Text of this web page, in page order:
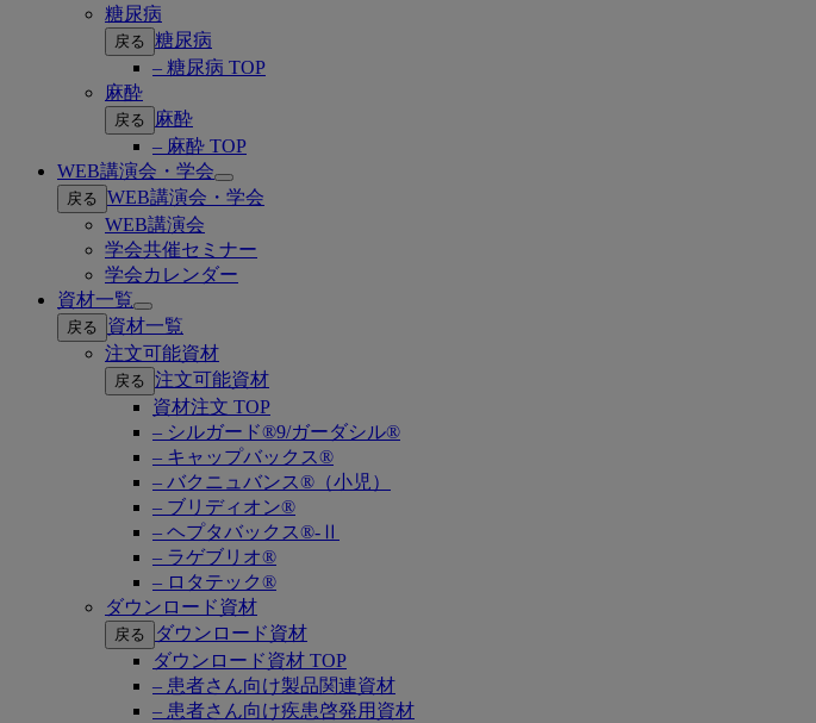
糖尿病
戻る 糖尿病
– 糖尿病 TOP
麻酔
戻る
麻酔
– 麻酔 TOP
WEB講演会・学会
Open
submenu
戻る WEB講演会・学会
WEB講演会
学会共催セミナー
学会カレンダー
資材一覧
Open
submenu
戻る
資材一覧
注文可能資材
戻る 注文可能資材
資材注文 TOP
– シルガード®9/ガーダシル®
– キャップバックス®
– バクニュバンス®（小児）
– ブリディオン®
– ヘプタバックス®-Ⅱ
– ラゲブリオ®
– ロタテック®
ダウンロード資材
戻る
ダウンロード資材
ダウンロード資材 TOP
– 患者さん向け製品関連資材
– 患者さん向け疾患啓発用資材